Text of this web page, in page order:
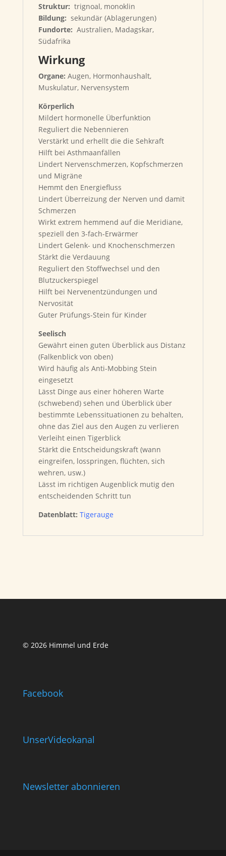
Struktur: trignoal, monoklin
Bildung: sekundär (Ablagerungen)
Fundorte: Australien, Madagskar,
Südafrika
Wirkung
Organe: Augen, Hormonhaushalt,
Muskulatur, Nervensystem
Körperlich
Mildert hormonelle Überfunktion
Reguliert die Nebennieren
Verstärkt und erhellt die die Sehkraft
Hilft bei Asthmaanfällen
Lindert Nervenschmerzen, Kopfschmerzen
und Migräne
Hemmt den Energiefluss
Lindert Überreizung der Nerven und damit
Schmerzen
Wirkt extrem hemmend auf die Meridiane,
speziell den 3-fach-Erwärmer
Lindert Gelenk- und Knochenschmerzen
Stärkt die Verdauung
Reguliert den Stoffwechsel und den
Blutzuckerspiegel
Hilft bei Nervenentzündungen und
Nervosität
Guter Prüfungs-Stein für Kinder
Seelisch
Gewährt einen guten Überblick aus Distanz
(Falkenblick von oben)
Wird häufig als Anti-Mobbing Stein
eingesetzt
Lässt Dinge aus einer höheren Warte
(schwebend) sehen und Überblick über
bestimmte Lebenssituationen zu behalten,
ohne das Ziel aus den Augen zu verlieren
Verleiht einen Tigerblick
Stärkt die Entscheidungskraft (wann
eingreifen, losspringen, flüchten, sich
wehren, usw.)
Lässt im richtigen Augenblick mutig den
entscheidenden Schritt tun
Datenblatt: Tigerauge
© 2026 Himmel und Erde
Facebook
UnserVideokanal
Newsletter abonnieren